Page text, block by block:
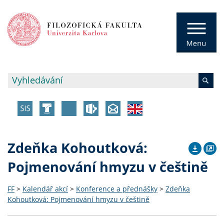
Zdeňka Kohoutková:
Pojmenování hmyzu v češtině
FF > Kalendář akcí > Konference a přednášky > Zdeňka
Kohoutková: Pojmenování hmyzu v češtině